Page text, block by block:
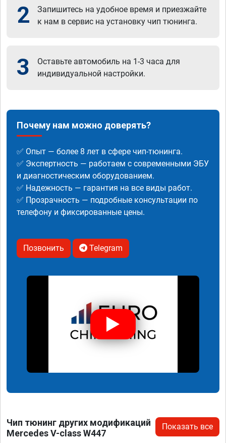
2
Запишитесь на удобное время и приезжайте
к нам в сервис на установку чип тюнинга.
3
Оставьте автомобиль на 1-3 часа для
индивидуальной настройки.
Почему нам можно доверять?
✅ Опыт — более 8 лет в сфере чип-тюнинга.
✅ Экспертность — работаем с современными ЭБУ
и диагностическим оборудованием.
✅ Надежность — гарантия на все виды работ.
✅ Прозрачность — подробные консультации по
телефону и фиксированные цены.
Позвонить Telegram
Чип тюнинг других модификаций
Mercedes V-class W447
Показать все